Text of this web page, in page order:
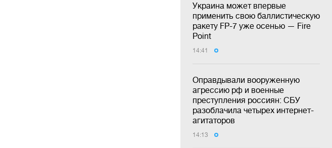
Украина может впервые
применить свою баллистическую
ракету FP-7 уже осенью — Fire
Point
14:41
Оправдывали вооруженную
агрессию рф и военные
преступления россиян: СБУ
разоблачила четырех интернет-
агитаторов
14:13